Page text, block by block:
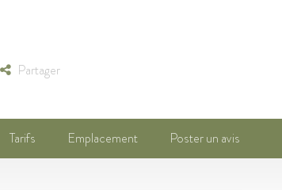
Partager
Tarifs Emplacement Poster un avis